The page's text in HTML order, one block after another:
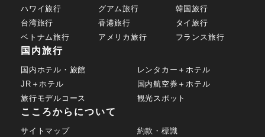
ハワイ旅行
グアム旅行
韓国旅行
台湾旅行
香港旅行
タイ旅行
ベトナム旅行
アメリカ旅行 フランス旅行
国内旅行
国内ホテル・旅館
レンタカー＋ホテル
JR＋ホテル
国内航空券＋ホテル
旅行モデルコース
観光スポット
こころからについて
サイトマップ 約款・標識